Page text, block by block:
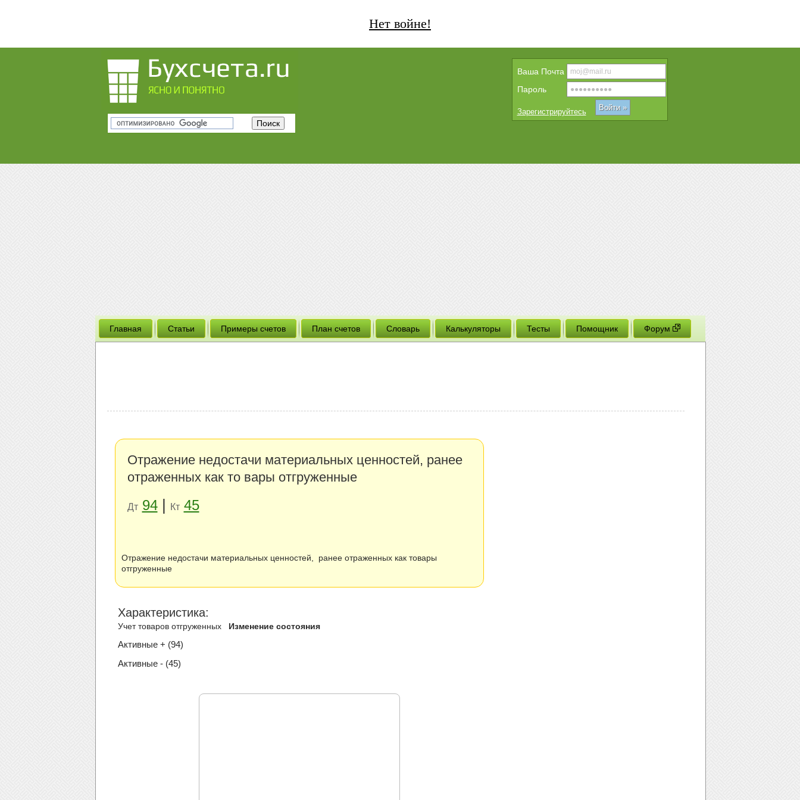
Нет войне!
Вашa Почта
Пароль
Зарегистрируйтесь
Главная Статьи Примеры счетов План счетов Словарь Калькуляторы Тесты Помощник Форум
Отражение недостачи материальных ценностей, ранее
отраженных как то вары отгруженные
Дт 94| Кт 45
Отражение недостачи материальных ценностей, ранее отраженных как товары
отгруженные
Xарактеристика:
Учет товаров отгруженных Изменение состояния
Активные + (94)
Активные - (45)